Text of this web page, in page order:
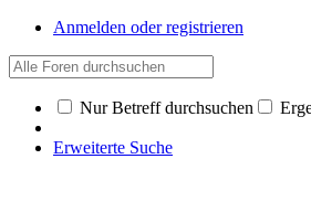
Anmelden oder registrieren
Nur Betreff durchsuchen
Erweiterte Suche